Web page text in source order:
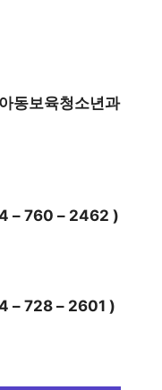
동보육청소년과
– 760 – 2462 )
– 728 – 2601 )